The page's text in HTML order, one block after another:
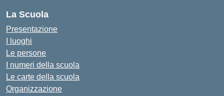
La Scuola
Presentazione
I luoghi
Le persone
I numeri della scuola
Le carte della scuola
Organizzazione